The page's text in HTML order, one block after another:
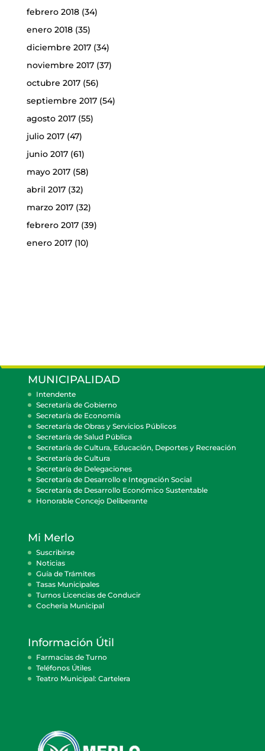
febrero 2018(34)
enero 2018(35)
diciembre 2017(34)
noviembre 2017(37)
octubre 2017(56)
septiembre 2017(54)
agosto 2017(55)
julio 2017(47)
junio 2017(61)
mayo 2017(58)
abril 2017(32)
marzo 2017(32)
febrero 2017(39)
enero 2017(10)
MUNICIPALIDAD
Intendente
Secretaría de Gobierno
Secretaría de Economía
Secretaría de Obras y Servicios Públicos
Secretaría de Salud Pública
Secretaría de Cultura, Educación, Deportes y Recreación
Secretaría de Cultura
Secretaría de Delegaciones
Secretaría de Desarrollo e Integración Social
Secretaría de Desarrollo Económico Sustentable
Honorable Concejo Deliberante
Mi Merlo
Suscribirse
Noticias
Guía de Trámites
Tasas Municipales
Turnos Licencias de Conducir
Cocheria Municipal
Información Útil
Farmacias de Turno
Teléfonos Útiles
Teatro Municipal: Cartelera